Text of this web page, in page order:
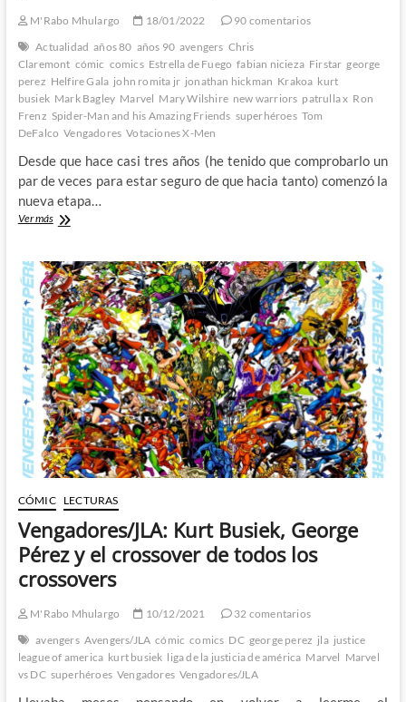
M'Rabo Mhulargo 18/01/2022
90 comentarios
Actualidad años 80 años 90 avengers Chris
Claremont cómic comics Estrella de Fuego fabian nicieza Firstar george
perez Helfire Gala john romita jr jonathan hickman Krakoa kurt
busiek Mark Bagley Marvel Mary Wilshire new warriors patrulla x Ron
Frenz Spider-Man and his Amazing Friends superhéroes Tom
DeFalco Vengadores Votaciones X-Men
Desde que hace casi tres años (he tenido que comprobarlo un
par de veces para estar seguro de que hacia tanto) comenzó la
nueva etapa…
Ver másLas
la
Patrulla-
X,
Firestar
y
lectores
fanáticos
que
dan
miedo
CÓMIC LECTURAS
Vengadores/JLA: Kurt Busiek, George
Pérez y el crossover de todos los
crossovers
M'Rabo Mhulargo 10/12/2021
32 comentarios
avengers Avengers/JLA cómic comics DC george perez jla justice
league of america kurt busiek liga de la justicia de américa Marvel Marvel
vs DC superhéroes Vengadores Vengadores/JLA